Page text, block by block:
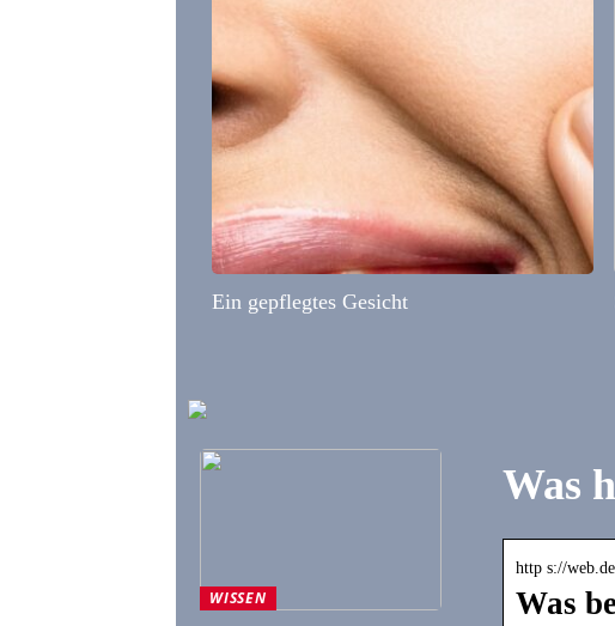
Ein gepflegtes Gesicht
Was
http s://
Was
WISSEN